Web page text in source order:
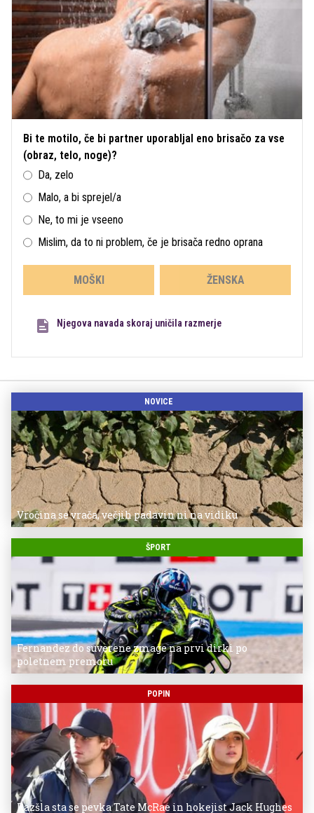
Bi te motilo, če bi partner uporabljal eno brisačo za vse
(obraz, telo, noge)?
Da, zelo
Malo, a bi sprejel/a
Ne, to mi je vseeno
Mislim, da to ni problem, če je brisača redno oprana
MOŠKI ŽENSKA
Njegova navada skoraj uničila razmerje
NOVICE
Vročina se vrača, večjih padavin ni na vidiku
ŠPORT
Fernandez do suverene zmage na prvi dirki po
poletnem premoru
POPIN
Razšla sta se pevka Tate McRae in hokejist Jack Hughes